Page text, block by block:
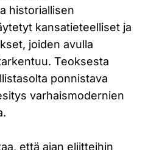
historiallisen
kansatieteelliset ja
joiden avulla
Teoksesta
ponnistava
varhaismodernien
että ajan eliitteihin